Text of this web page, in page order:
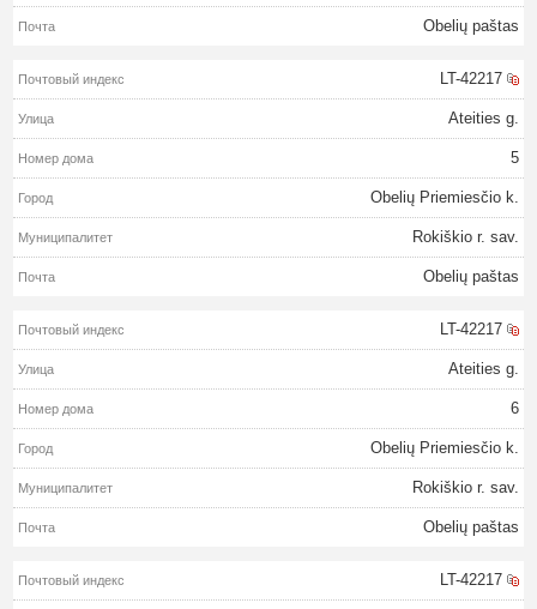
Obelių paštas
LT-42217
Ateities g.
5
Obelių Priemiesčio k.
Rokiškio r. sav.
Obelių paštas
LT-42217
Ateities g.
6
Obelių Priemiesčio k.
Rokiškio r. sav.
Obelių paštas
LT-42217